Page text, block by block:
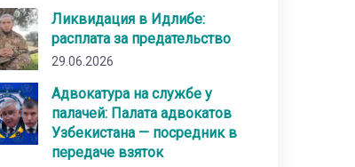
Ликвидация в Идлибе:
расплата за предательство
29.06.2026
Адвокатура на службе у
палачей: Палата адвокатов
Узбекистана — посредник в
передаче взяток